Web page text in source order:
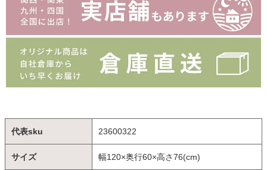
代表sku 23600322
サイズ 幅120×奥行60×高さ76(cm)